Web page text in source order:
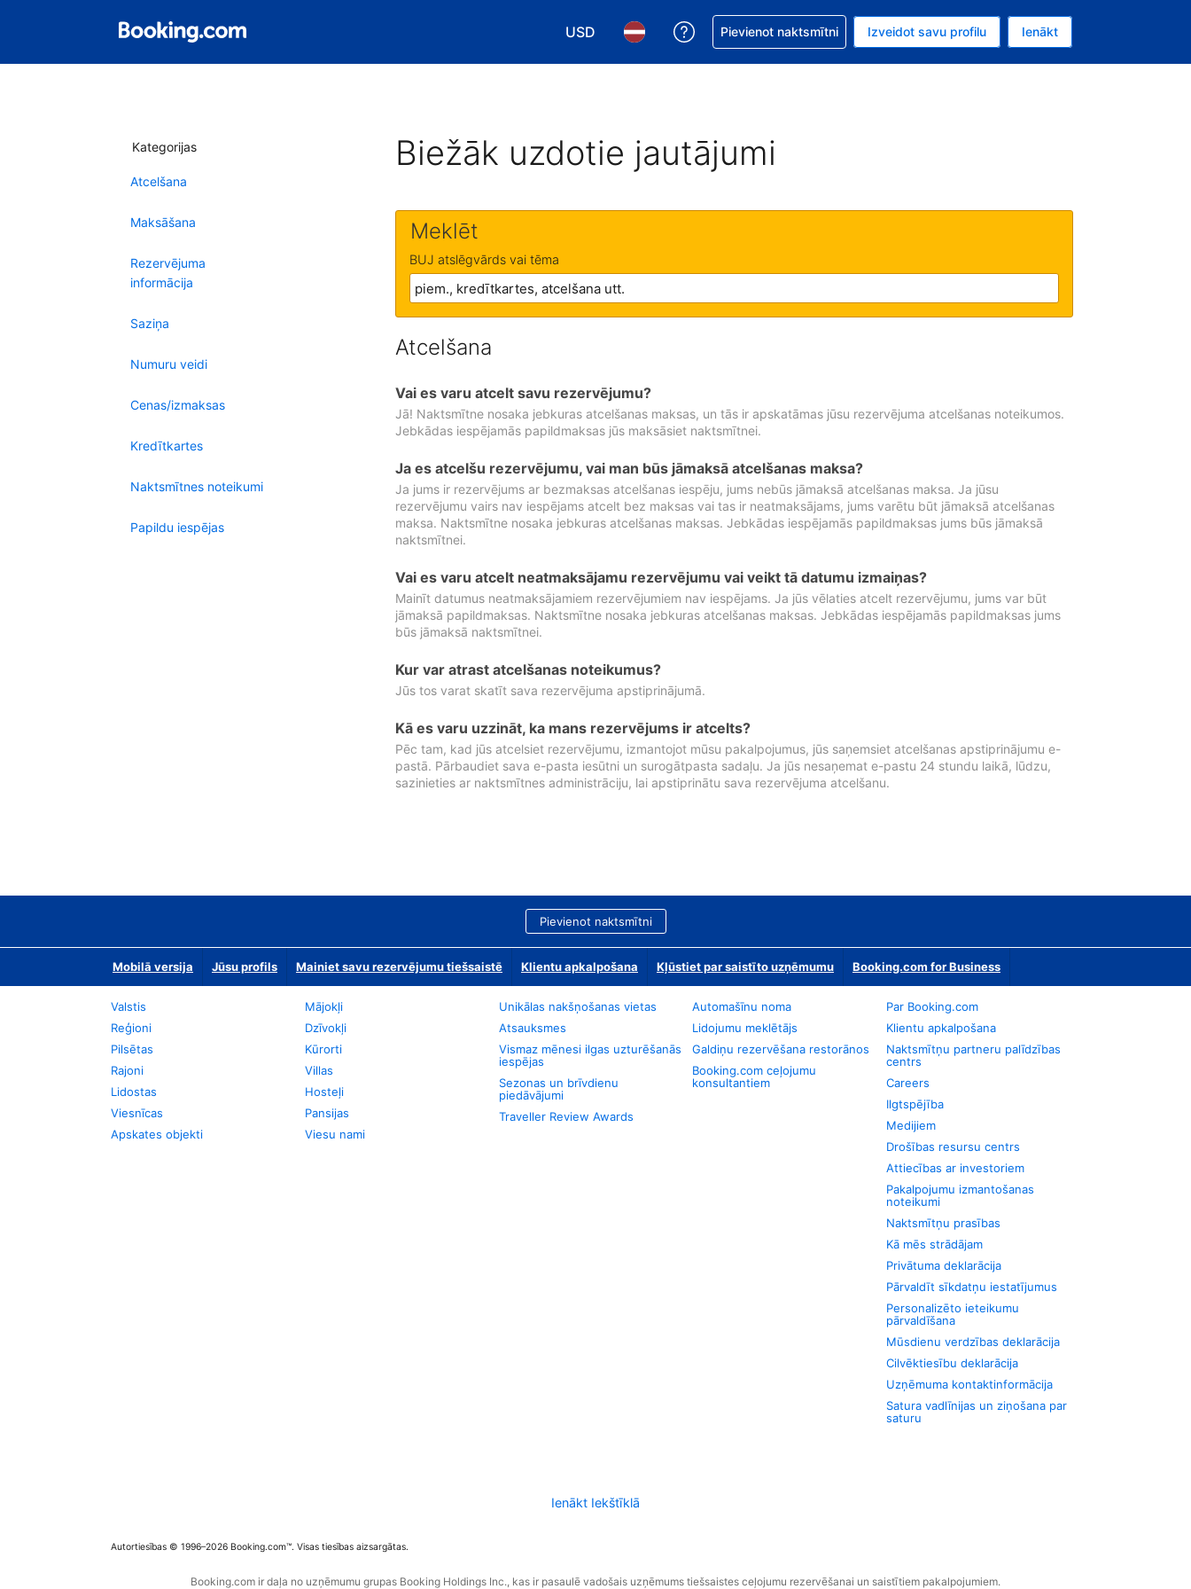
USD
Izvēlēties valūtu. Jūsu pašreizējā valūta ir ASV dolārs.
Izvēlēties valodu. Jūsu pašreizējā valoda ir Latviski.
Saņemiet palīdzību saistībā ar savu rezervējumu.
Pievienot naktsmītni Izveidot savu profilu Ienākt
Kategorijas
Atcelšana
Maksāšana
Rezervējuma
informācija
Saziņa
Numuru veidi
Cenas/izmaksas
Kredītkartes
Naktsmītnes noteikumi
Papildu iespējas
Biežāk uzdotie jautājumi
Meklēt
BUJ atslēgvārds vai tēma
Atcelšana
Vai es varu atcelt savu rezervējumu?
Jā! Naktsmītne nosaka jebkuras atcelšanas maksas, un tās ir apskatāmas jūsu rezervējuma atcelšanas noteikumos.
Jebkādas iespējamās papildmaksas jūs maksāsiet naktsmītnei.
Ja es atcelšu rezervējumu, vai man būs jāmaksā atcelšanas maksa?
Ja jums ir rezervējums ar bezmaksas atcelšanas iespēju, jums nebūs jāmaksā atcelšanas maksa. Ja jūsu
rezervējumu vairs nav iespējams atcelt bez maksas vai tas ir neatmaksājams, jums varētu būt jāmaksā atcelšanas
maksa. Naktsmītne nosaka jebkuras atcelšanas maksas. Jebkādas iespējamās papildmaksas jums būs jāmaksā
naktsmītnei.
Vai es varu atcelt neatmaksājamu rezervējumu vai veikt tā datumu izmaiņas?
Mainīt datumus neatmaksājamiem rezervējumiem nav iespējams. Ja jūs vēlaties atcelt rezervējumu, jums var būt
jāmaksā papildmaksas. Naktsmītne nosaka jebkuras atcelšanas maksas. Jebkādas iespējamās papildmaksas jums
būs jāmaksā naktsmītnei.
Kur var atrast atcelšanas noteikumus?
Jūs tos varat skatīt sava rezervējuma apstiprinājumā.
Kā es varu uzzināt, ka mans rezervējums ir atcelts?
Pēc tam, kad jūs atcelsiet rezervējumu, izmantojot mūsu pakalpojumus, jūs saņemsiet atcelšanas apstiprinājumu e-
pastā. Pārbaudiet sava e-pasta iesūtni un surogātpasta sadaļu. Ja jūs nesaņemat e-pastu 24 stundu laikā, lūdzu,
sazinieties ar naktsmītnes administrāciju, lai apstiprinātu sava rezervējuma atcelšanu.
Pievienot naktsmītni
Mobilā versija Jūsu profils Mainiet savu rezervējumu tiešsaistē Klientu apkalpošana Kļūstiet par saistīto uzņēmumu Booking.com for Business
Valstis
Reģioni
Pilsētas
Rajoni
Lidostas
Viesnīcas
Apskates objekti
Mājokļi
Dzīvokļi
Kūrorti
Villas
Hosteļi
Pansijas
Viesu nami
Unikālas nakšņošanas vietas
Atsauksmes
Vismaz mēnesi ilgas uzturēšanās
iespējas
Sezonas un brīvdienu
piedāvājumi
Traveller Review Awards
Automašīnu noma
Lidojumu meklētājs
Galdiņu rezervēšana restorānos
Booking.com ceļojumu
konsultantiem
Par Booking.com
Klientu apkalpošana
Naktsmītņu partneru palīdzības
centrs
Careers
Ilgtspējība
Medijiem
Drošības resursu centrs
Attiecības ar investoriem
Pakalpojumu izmantošanas
noteikumi
Naktsmītņu prasības
Kā mēs strādājam
Privātuma deklarācija
Pārvaldīt sīkdatņu iestatījumus
Personalizēto ieteikumu
pārvaldīšana
Mūsdienu verdzības deklarācija
Cilvēktiesību deklarācija
Uzņēmuma kontaktinformācija
Satura vadlīnijas un ziņošana par
saturu
Ienākt Iekštīklā
Autortiesības © 1996–2026 Booking.com™. Visas tiesības aizsargātas.
Booking.com ir daļa no uzņēmumu grupas Booking Holdings Inc., kas ir pasaulē vadošais uzņēmums tiešsaistes ceļojumu rezervēšanai un saistītiem pakalpojumiem.